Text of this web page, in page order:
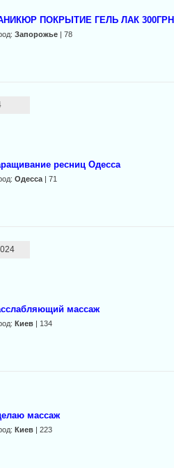
ПОКРЫТИЕ ГЕЛЬ ЛАК 300ГРН
Запорожье| 78
ресниц Одесса
Одесса| 71
массаж
Киев| 134
массаж
Киев| 223